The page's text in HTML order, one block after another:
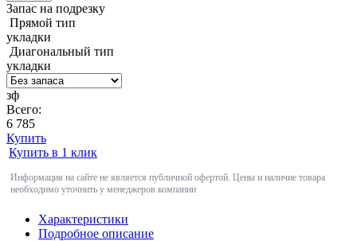
Запас на подрезку
Прямой тип
укладки
Диагональный тип
укладки
зф
Всего:
6 785
Купить
Купить в 1 клик
Информация на сайте не является публичной офертой. Цены и наличие товара
необходимо уточнить у менеджеров компании
Характеристики
Подробное описание